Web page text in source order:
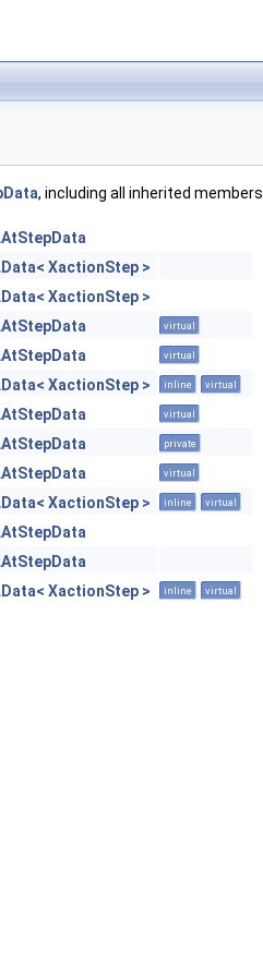
, including all inherited members.
XactionStep >
XactionStep >
virtual
virtual
XactionStep > inline virtual
virtual
private
virtual
XactionStep > inline virtual
XactionStep > inline virtual